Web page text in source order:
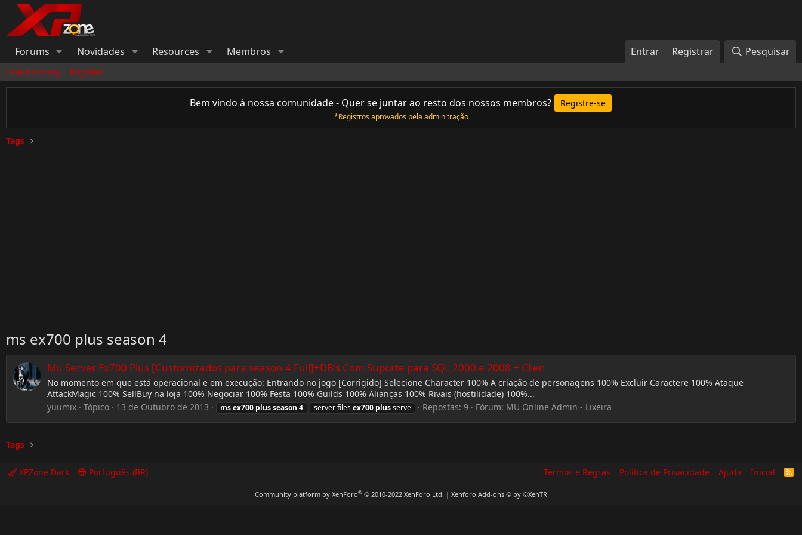
Forums Novidades Resources Membros Entrar Registrar Pesquisar
Latest activity Register
Bem vindo à nossa comunidade - Quer se juntar ao resto dos nossos membros? Registre-se
*Registros aprovados pela adminitração
Tags
ms ex700 plus season 4
Mu Server Ex700 Plus [Customizados para season 4 Full]+DB's Com Suporte para SQL 2000 e 2008 + Clien
No momento em que está operacional e em execução: Entrando no jogo [Corrigido] Selecione Character 100% A criação de personagens 100% Excluir Caractere 100% Ataque
AttackMagic 100% SellBuy na loja 100% Negociar 100% Festa 100% Guilds 100% Alianças 100% Rivais (hostilidade) 100%...
yuumix
Tópico 13 de Outubro de 2013 msex700 plusseason 4 server files ex700 plusserve Repostas: 9 Fórum: MU Online Admin - Lixeira
Tags
XPZone Dark Português (BR) Termos e Regras Política de Privacidade Ajuda Inicial
R
Community platform by XenForo® © 2010-2022 XenForo Ltd. | Xenforo Add-ons © by ©XenTR